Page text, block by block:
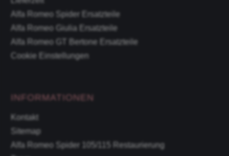
Alfa Romeo Spider Ersatzteile
Alfa Romeo Giulia Ersatzteile
Alfa Romeo GT Bertone Ersatzteile
Cookie Einstellungen
INFORMATIONEN
Kontakt
Sitemap
Alfa Romeo Spider 105/115 Restaurierung